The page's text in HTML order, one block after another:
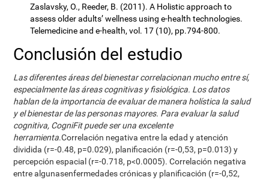
Zaslavsky, O., Reeder, B. (2011). A Holistic approach to
assess older adults’ wellness using e-health technologies.
Telemedicine and e-health, vol. 17 (10), pp.794-800.
Conclusión del estudio
Las diferentes áreas del bienestar correlacionan mucho entre sí,
especialmente las áreas cognitivas y fisiológica. Los datos
hablan de la importancia de evaluar de manera holística la salud
y el bienestar de las personas mayores. Para evaluar la salud
cognitiva, CogniFit puede ser una excelente
herramienta.Correlación negativa entre la edad y atención
dividida (r=-0.48, p=0.029), planificación (r=-0,53, p=0.013) y
percepción espacial (r=-0.718, p<0.0005). Correlación negativa
entre algunasenfermedades crónicas y planificación (r=-0,52,